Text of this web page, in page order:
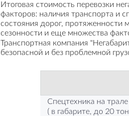
Итоговая стоимость перевозки
факторов: наличия транспорта и
состояния дорог, протяженности
сезонности и еще множества
Транспортная компания
безопасной и без проблемной
Спецтехника на трале
( в габарите, до 20